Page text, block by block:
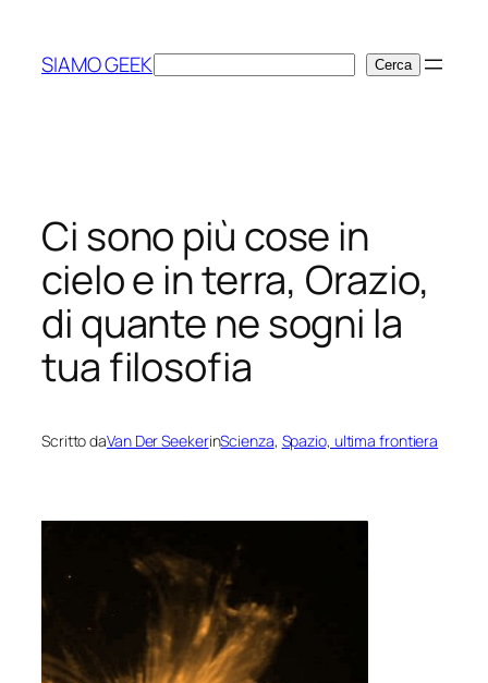
contenuto
SIAMO GEEKCerca Cerca
Ci sono più cose in
cielo e in terra, Orazio,
di quante ne sogni la
tua filosofia
Scritto daVan Der SeekerinScienza, Spazio, ultima frontiera